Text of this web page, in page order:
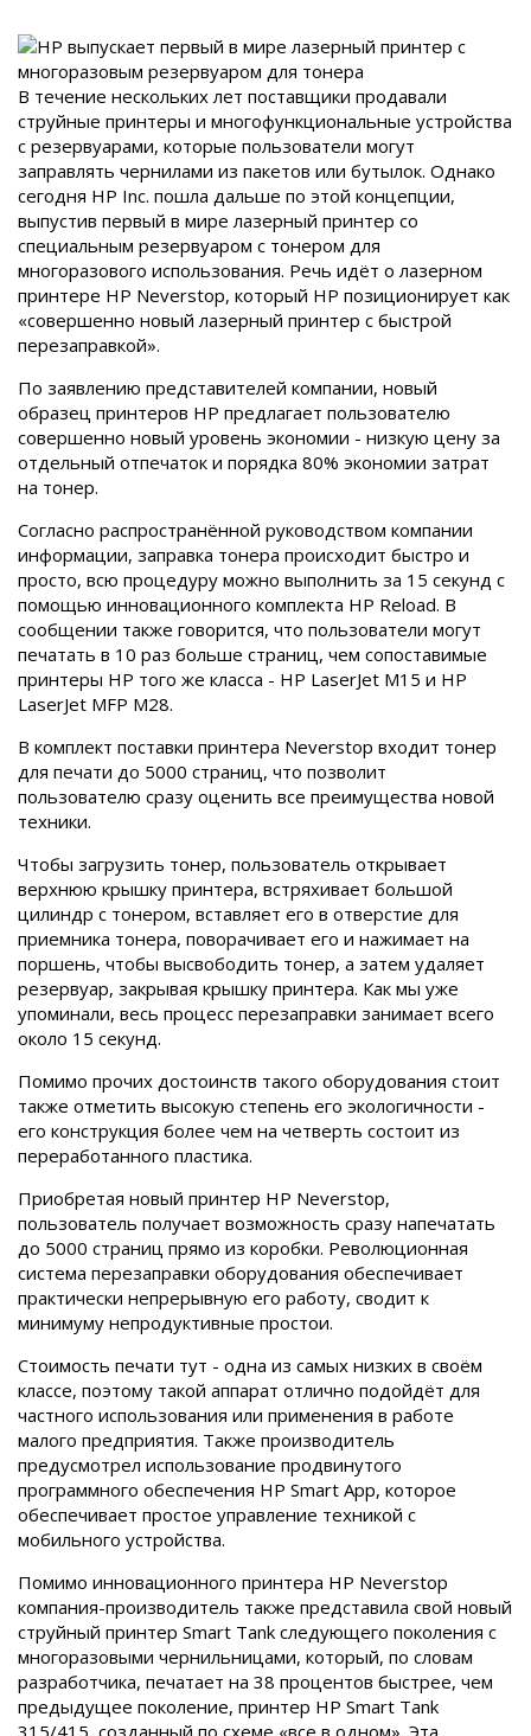
В течение нескольких лет поставщики продавали
струйные принтеры и многофункциональные устройства
с резервуарами, которые пользователи могут
заправлять чернилами из пакетов или бутылок. Однако
сегодня HP Inc. пошла дальше по этой концепции,
выпустив первый в мире лазерный принтер со
специальным резервуаром с тонером для
многоразового использования. Речь идёт о лазерном
принтере HP Neverstop, который HP позиционирует как
«совершенно новый лазерный принтер с быстрой
перезаправкой».
По заявлению представителей компании, новый
образец принтеров HP предлагает пользователю
совершенно новый уровень экономии - низкую цену за
отдельный отпечаток и порядка 80% экономии затрат
на тонер.
Согласно распространённой руководством компании
информации, заправка тонера происходит быстро и
просто, всю процедуру можно выполнить за 15 секунд с
помощью инновационного комплекта HP Reload. В
сообщении также говорится, что пользователи могут
печатать в 10 раз больше страниц, чем сопоставимые
принтеры HP того же класса - HP LaserJet M15 и HP
LaserJet MFP M28.
В комплект поставки принтера Neverstop входит тонер
для печати до 5000 страниц, что позволит
пользователю сразу оценить все преимущества новой
техники.
Чтобы загрузить тонер, пользователь открывает
верхнюю крышку принтера, встряхивает большой
цилиндр с тонером, вставляет его в отверстие для
приемника тонера, поворачивает его и нажимает на
поршень, чтобы высвободить тонер, а затем удаляет
резервуар, закрывая крышку принтера. Как мы уже
упоминали, весь процесс перезаправки занимает всего
около 15 секунд.
Помимо прочих достоинств такого оборудования стоит
также отметить высокую степень его экологичности -
его конструкция более чем на четверть состоит из
переработанного пластика.
Приобретая новый принтер HP Neverstop,
пользователь получает возможность сразу напечатать
до 5000 страниц прямо из коробки. Революционная
система перезаправки оборудования обеспечивает
практически непрерывную его работу, сводит к
минимуму непродуктивные простои.
Стоимость печати тут - одна из самых низких в своём
классе, поэтому такой аппарат отлично подойдёт для
частного использования или применения в работе
малого предприятия. Также производитель
предусмотрел использование продвинутого
программного обеспечения HP Smart App, которое
обеспечивает простое управление техникой с
мобильного устройства.
Помимо инновационного принтера HP Neverstop
компания-производитель также представила свой новый
струйный принтер Smart Tank следующего поколения с
многоразовыми чернильницами, который, по словам
разработчика, печатает на 38 процентов быстрее, чем
предыдущее поколение, принтер HP Smart Tank
315/415, созданный по схеме «все в одном». Эта